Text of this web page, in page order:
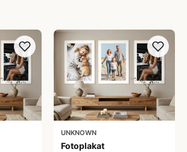
UNKNOWN
Fotoplakat